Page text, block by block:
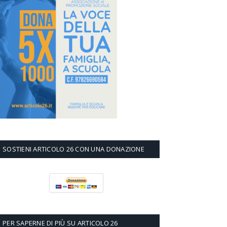
SOSTIENI ARTICOLO 26 CON UNA DONAZIONE
PER SAPERNE DI PIÙ SU ARTICOLO 26